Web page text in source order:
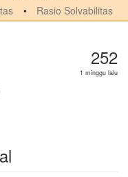
Rasio Solvabilitas
252
1 minggu lalu